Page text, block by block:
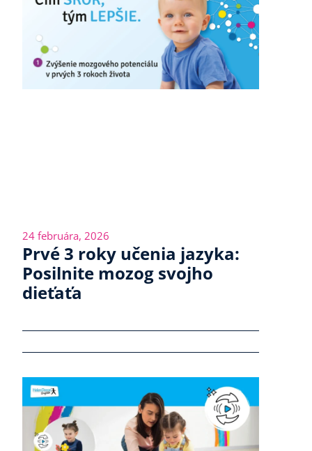
24 februára, 2026
Prvé 3 roky učenia jazyka:
Posilnite mozog svojho
dieťaťa